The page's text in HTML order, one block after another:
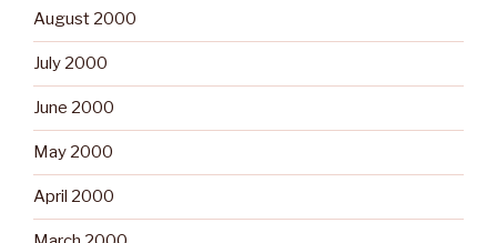
August 2000
July 2000
June 2000
May 2000
April 2000